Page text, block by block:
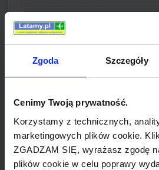
Zgoda Szczegóły
Cenimy Twoją prywatność.
Korzystamy z technicznych,
marketingowych plików cookie.
ZGADZAM SIĘ, wyrażasz zgodę
plików cookie w celu poprawy
bilety lotnicze z
MEDIOLAN (SAS)
bilety lotnicze z
(Sterling)
bilety lotnicze z
(airBaltic)
bilety lotnicze z
(SAS)